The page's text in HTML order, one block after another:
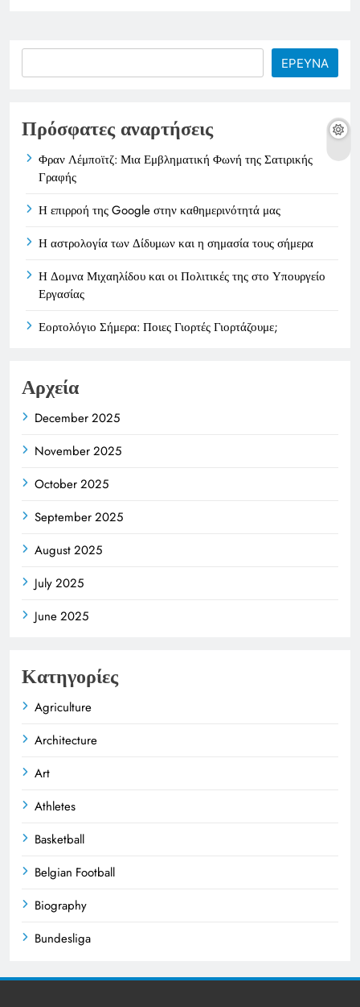
ΕΡΕΥΝΑ
Πρόσφατες αναρτήσεις
Φραν Λέμποϊτζ: Μια Εμβληματική Φωνή της Σατιρικής
Γραφής
Η επιρροή της Google στην καθημερινότητά μας
Η αστρολογία των Δίδυμων και η σημασία τους σήμερα
Η Δομνα Μιχαηλίδου και οι Πολιτικές της στο Υπουργείο
Εργασίας
Εορτολόγιο Σήμερα: Ποιες Γιορτές Γιορτάζουμε;
Αρχεία
December 2025
November 2025
October 2025
September 2025
August 2025
July 2025
June 2025
Κατηγορίες
Agriculture
Architecture
Art
Athletes
Basketball
Belgian Football
Biography
Bundesliga